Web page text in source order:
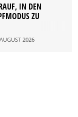
IN DEN W
ZU K
2026